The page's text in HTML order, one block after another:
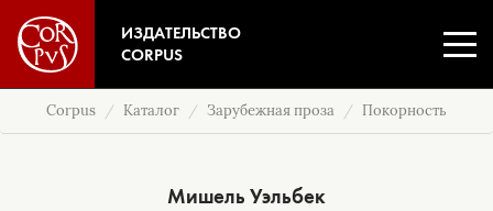
ИЗДАТЕЛЬСТВО
CORPUS
Corpus Каталог Зарубежная проза Покорность
Мишель Уэльбек